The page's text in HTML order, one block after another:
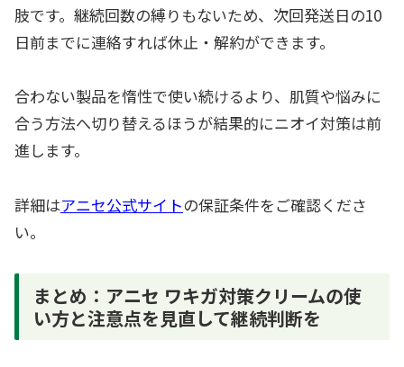
肢です。継続回数の縛りもないため、次回発送日の10
日前までに連絡すれば休止・解約ができます。
合わない製品を惰性で使い続けるより、肌質や悩みに
合う方法へ切り替えるほうが結果的にニオイ対策は前
進します。
詳細はアニセ公式サイトの保証条件をご確認くださ
い。
まとめ：アニセ ワキガ対策クリームの使
い方と注意点を見直して継続判断を